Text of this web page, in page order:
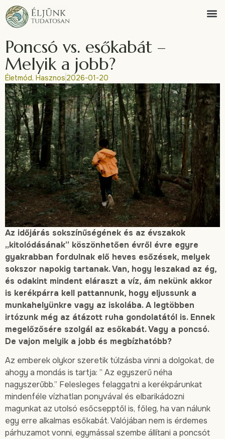
Poncsó vs. esőkabát –
Melyik a jobb?
Életmód, Hasznos 2026-01-20
Az időjárás sokszínűségének és az évszakok
„kitolódásának” köszönhetően évről évre egyre
gyakrabban fordulnak elő heves esőzések, melyek
sokszor napokig tartanak. Van, hogy leszakad az ég,
és odakint mindent eláraszt a víz, ám nekünk akkor
is kerékpárra kell pattannunk, hogy eljussunk a
munkahelyünkre vagy az iskolába. A legtöbben
irtózunk még az átázott ruha gondolatától is. Ennek
megelőzősére szolgál az esőkabát. Vagy a poncsó.
De vajon melyik a jobb és megbízhatóbb?
Az emberek olykor szeretik túlzásba vinni a dolgokat, de
ahogy a mondás is tartja: ” Az egyszerű néha
nagyszerűbb.” Felesleges felaggatni a kerékpárunkat
mindenféle vízhatlan ponyvával és elbarikádozni
magunkat az utolsó esőcsepptől is, főleg, ha van nálunk
egy erre alkalmas esőkabát. Valójában nem is érdemes
párhuzamot vonni, egymással szembe állítani a poncsót